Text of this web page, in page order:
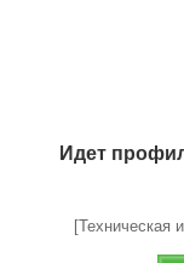
Идет
[Техническая